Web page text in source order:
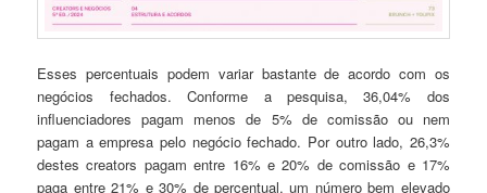
Esses percentuais podem variar bastante de acordo com os
negócios fechados. Conforme a pesquisa, 36,04% dos
influenciadores pagam menos de 5% de comissão ou nem
pagam a empresa pelo negócio fechado. Por outro lado, 26,3%
destes creators pagam entre 16% e 20% de comissão e 17%
paga entre 21% e 30% de percentual, um número bem elevado